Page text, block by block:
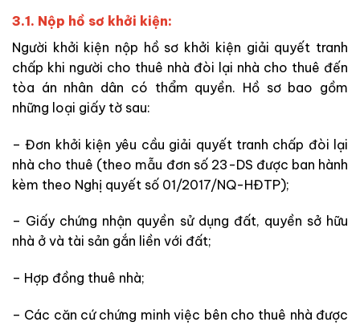
3.1. Nộp hồ sơ khởi kiện:
Người khởi kiện nộp hồ sơ khởi kiện giải quyết tranh
chấp khi người cho thuê nhà đòi lại nhà cho thuê đến
tòa án nhân dân có thẩm quyền. Hồ sơ bao gồm
những loại giấy tờ sau:
– Đơn khởi kiện yêu cầu giải quyết tranh chấp đòi lại
nhà cho thuê (theo mẫu đơn số 23-DS được ban hành
kèm theo Nghị quyết số 01/2017/NQ-HĐTP);
– Giấy chứng nhận quyền sử dụng đất, quyền sở hữu
nhà ở và tài sản gắn liền với đất;
– Hợp đồng thuê nhà;
– Các căn cứ chứng minh việc bên cho thuê nhà được